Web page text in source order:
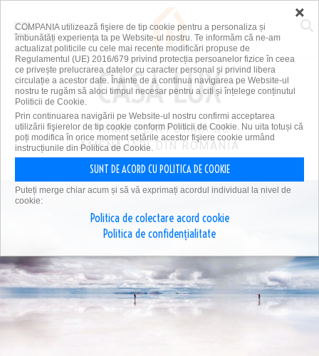
PRIMA PLATFORMĂ DE
AMENAJĂRI DIN ROMÂNIA
×
COMPANIA utilizează fişiere de tip cookie pentru a personaliza și
îmbunătăți experiența ta pe Website-ul nostru. Te informăm că ne-am
actualizat politicile cu cele mai recente modificări propuse de
Regulamentul (UE) 2016/679 privind protecția persoanelor fizice în ceea
ce privește prelucrarea datelor cu caracter personal și privind libera
circulație a acestor date. Înainte de a continua navigarea pe Website-ul
nostru te rugăm să aloci timpul necesar pentru a citi și înțelege conținutul
Politicii de Cookie.
Prin continuarea navigării pe Website-ul nostru confirmi acceptarea
utilizării fişierelor de tip cookie conform Politicii de Cookie. Nu uita totuși că
poți modifica în orice moment setările acestor fişiere cookie urmând
instrucțiunile din Politica de Cookie.
SUNT DE ACORD CU POLITICA DE COOKIE
Puteți merge chiar acum și să vă exprimați acordul individual la nivel de
cookie:
Politica de colectare acord cookie
Politica de confidențialitate